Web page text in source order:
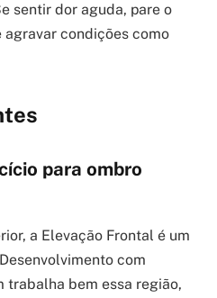
sentir dor aguda, pare o
condições como
para ombro
a Elevação Frontal é um
com
trabalha bem essa região,